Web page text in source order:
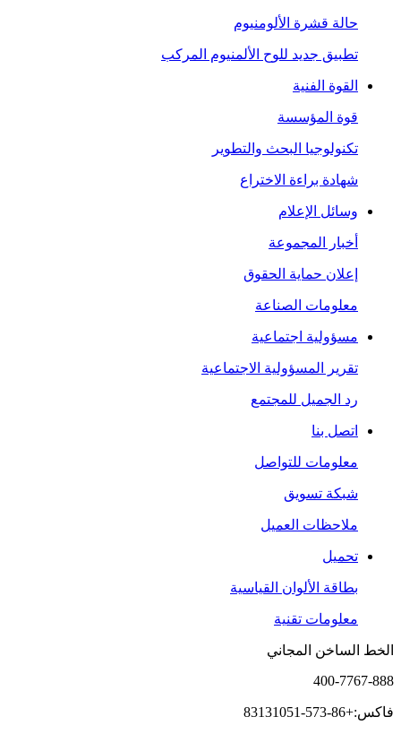
حالة قشرة الألومنيوم
تطبيق جديد للوح الألمنيوم المركب
القوة الفنية
قوة المؤسسة
تكنولوجيا البحث والتطوير
شهادة براءة الاختراع
وسائل الإعلام
أخبار المجموعة
إعلان حماية الحقوق
معلومات الصناعة
مسؤولية اجتماعية
تقرير المسؤولية الاجتماعية
رد الجميل للمجتمع
اتصل بنا
معلومات للتواصل
شبكة تسويق
ملاحظات العميل
تحميل
بطاقة الألوان القياسية
معلومات تقنية
الخط الساخن المجاني
400-7767-888
فاكس:+86-573-83131051